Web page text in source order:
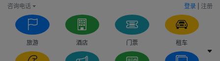
咨询电话 登录 注册
旅游 酒店 门票 租车